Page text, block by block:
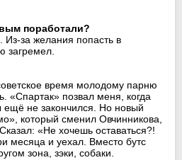
поработали?
за желания попасть в
загремел.
время молодому парню
«Спартак» позвал меня, когда
не закончился. Но новый
который сменил Овчинникова,
«Не хочешь оставаться?!
месяца и уехал. Вместо бутс
зона, зэки, собаки.